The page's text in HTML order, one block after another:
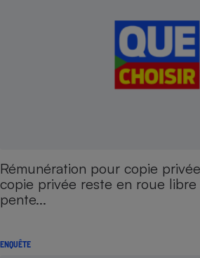
Rémunération pour copie
copie privée reste en roue libre
pente...
ENQUÊTE